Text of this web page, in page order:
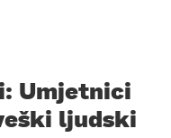
Umjetnici
ljudski